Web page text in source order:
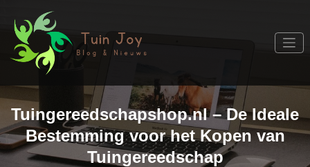
content
Tuin Joy
Tuingereedschapshop.nl – De Ideale
Bestemming voor het Kopen van
Tuingereedschap